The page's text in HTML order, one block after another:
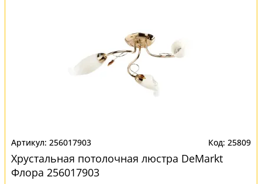
256017903 25809
Хрустальная потолочная люстра DeMarkt
Флора 256017903